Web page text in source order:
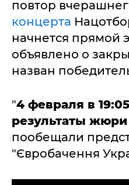
повтор
концерта
начнется прямой
объявлено о
назван
"4 февраля в
результаты
пообещали
"Євробачення